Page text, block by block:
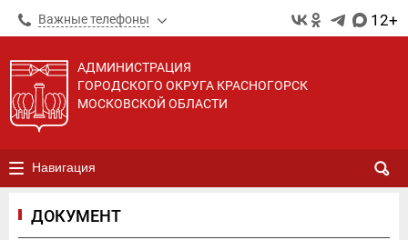
Важные телефоны 12+
АДМИНИСТРАЦИЯ
ГОРОДСКОГО ОКРУГА КРАСНОГОРСК
МОСКОВСКОЙ ОБЛАСТИ
Навигация
ДОКУМЕНТ